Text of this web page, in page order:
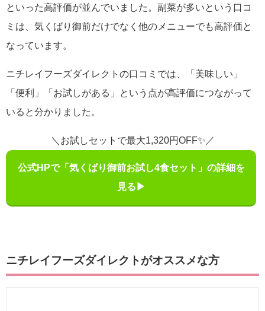
といった高評価が並んでいました。副菜が多いという口コ
ミは、気くばり御前だけでなく他のメニューでも高評価と
なっています。
ニチレイフーズダイレクトの口コミでは、「美味しい」
「便利」「お試しがある」という点が高評価につながって
いると分かりました。
＼お試しセットで最大1,320円OFF✨／
公式HPで「気くばり御前お試し4食セット」の詳細を
見る▶
ニチレイフーズダイレクトがオススメな方